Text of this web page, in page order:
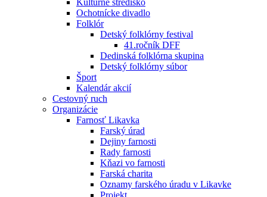
Kultúrne stredisko
Ochotnícke divadlo
Folklór
Detský folklórny festival
41.ročník DFF
Dedinská folklórna skupina
Detský folklórny súbor
Šport
Kalendár akcií
Cestovný ruch
Organizácie
Farnosť Likavka
Farský úrad
Dejiny farnosti
Rady farnosti
Kňazi vo farnosti
Farská charita
Oznamy farského úradu v Likavke
Projekt